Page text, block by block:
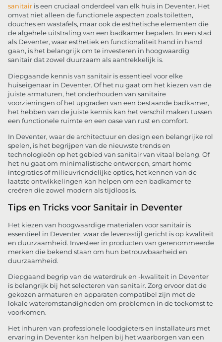
sanitair is een cruciaal onderdeel van elk huis in Deventer. Het
omvat niet alleen de functionele aspecten zoals toiletten,
douches en wastafels, maar ook de esthetische elementen die
de algehele uitstraling van een badkamer bepalen. In een stad
als Deventer, waar esthetiek en functionaliteit hand in hand
gaan, is het belangrijk om te investeren in hoogwaardig
sanitair dat zowel duurzaam als aantrekkelijk is.
Diepgaande kennis van sanitair is essentieel voor elke
huiseigenaar in Deventer. Of het nu gaat om het kiezen van de
juiste armaturen, het onderhouden van sanitaire
voorzieningen of het upgraden van een bestaande badkamer,
het hebben van de juiste kennis kan het verschil maken tussen
een functionele ruimte en een oase van rust en comfort.
In Deventer, waar de architectuur en design een belangrijke rol
spelen, is het begrijpen van de nieuwste trends en
technologieën op het gebied van sanitair van vitaal belang. Of
het nu gaat om minimalistische ontwerpen, smart home
integraties of milieuvriendelijke opties, het kennen van de
laatste ontwikkelingen kan helpen om een badkamer te
creëren die zowel modern als tijdloos is.
Tips en Tricks voor Sanitair in Deventer
Het kiezen van hoogwaardige materialen voor sanitair is
essentieel in Deventer, waar de levensstijl gericht is op kwaliteit
en duurzaamheid. Investeer in producten van gerenommeerde
merken die bekend staan om hun betrouwbaarheid en
duurzaamheid.
Diepgaand begrip van de waterdruk en -kwaliteit in Deventer
is belangrijk bij het selecteren van sanitair. Zorg ervoor dat de
gekozen armaturen en apparaten compatibel zijn met de
lokale wateromstandigheden om problemen in de toekomst te
voorkomen.
Het inhuren van professionele loodgieters en installateurs met
ervaring in Deventer kan helpen bij het waarborgen van een